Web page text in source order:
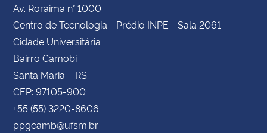
Av. Roraima n° 1000
Centro de Tecnologia - Prédio INPE - Sala 2061
Cidade Universitária
Bairro Camobi
Santa Maria – RS
CEP: 97105-900
+55 (55) 3220-8606
ppgeamb@ufsm.br